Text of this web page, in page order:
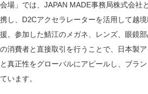
会場」では、JAPAN MADE事務局株式会社
携し、D2Cアクセラレーターを活用して越
援。参加した鯖江のメガネ、レンズ、眼鏡
の消費者と直接取引を行うことで、日本製
と真正性をグローバルにアピールし、ブラ
ています。